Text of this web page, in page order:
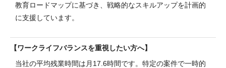
教育ロードマップに基づき、戦略的なスキルアップを計画的
に支援しています。
ワークライフバランスを重視したい方へ
当社の平均残業時間は月17.6時間です。特定の案件で一時的